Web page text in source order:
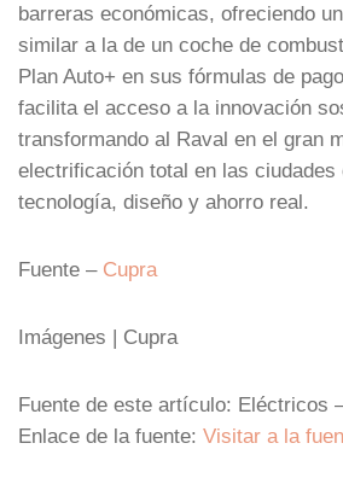
barreras económicas, ofreciendo
similar a la de un coche de
Plan Auto+ en sus fórmulas de
facilita el acceso a la innovación
transformando al Raval en el gran
electrificación total en las ciudades
tecnología, diseño y ahorro real.
Fuente – Cupra
Imágenes | Cupra
Fuente de este artículo: Eléctricos
Enlace de la fuente: Visitar a la